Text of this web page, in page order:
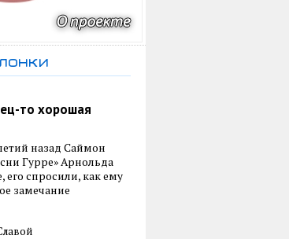
то хорошая
назад Саймон
Гурре» Арнольда
его спросили, как ему
замечание